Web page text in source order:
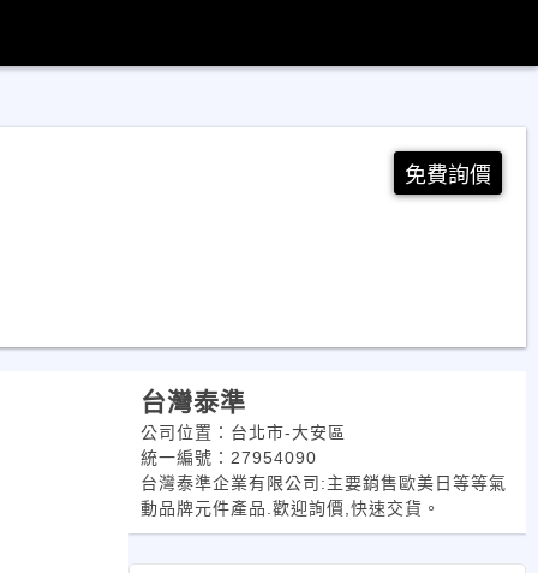
免費詢價
台灣泰準
公司位置：台北市-大安區
統一編號：27954090
台灣泰準企業有限公司:主要銷售歐美日等等氣
動品牌元件產品.歡迎詢價,快速交貨。